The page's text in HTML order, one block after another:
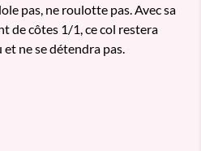
pas, ne roulotte pas. Avec sa
de côtes 1/1, ce col restera
ne se détendra pas.